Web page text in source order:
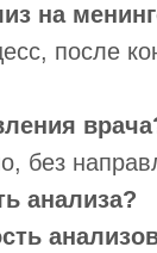
на
после
без
анализа?